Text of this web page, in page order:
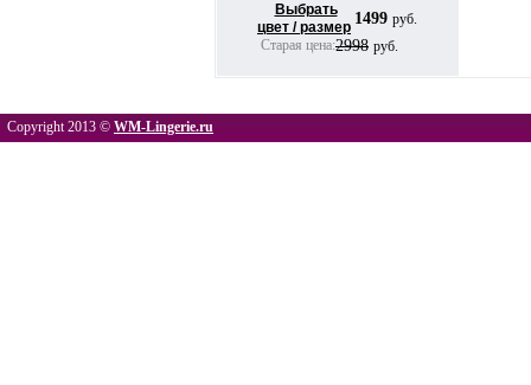
Выбрать
цвет / размер 1499 руб.
Старая цена:2998 руб.
Copyright 2013 © WM-Lingerie.ru